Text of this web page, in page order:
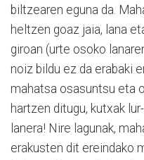
biltzearen eguna da.
heltzen goaz jaia, lana
giroan (urte osoko
noiz bildu ez da erabaki
mahatsa osasuntsu eta
hartzen ditugu, kutxak
lanera! Nire lagunak,
erakusten dit ereindako